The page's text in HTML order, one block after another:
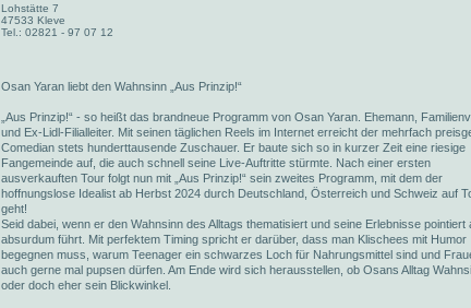
Lohstätte 7
47533 Kleve
Tel.: 02821 - 97 07 12
Osan Yaran liebt den Wahnsinn „Aus Prinzip!“
„Aus Prinzip!“ - so heißt das brandneue Programm von Osan Yaran. Ehemann,
und Ex-Lidl-Filialleiter. Mit seinen täglichen Reels im Internet erreicht der mehrfach
Comedian stets hunderttausende Zuschauer. Er baute sich so in kurzer Zeit eine riesige
Fangemeinde auf, die auch schnell seine Live-Auftritte stürmte. Nach einer ersten
ausverkauften Tour folgt nun mit „Aus Prinzip!“ sein zweites Programm, mit dem der
hoffnungslose Idealist ab Herbst 2024 durch Deutschland, Österreich und Schweiz auf
geht!
Seid dabei, wenn er den Wahnsinn des Alltags thematisiert und seine Erlebnisse pointiert
absurdum führt. Mit perfektem Timing spricht er darüber, dass man Klischees mit Humor
begegnen muss, warum Teenager ein schwarzes Loch für Nahrungsmittel sind und
auch gerne mal pupsen dürfen. Am Ende wird sich herausstellen, ob Osans Alltag
oder doch eher sein Blickwinkel.